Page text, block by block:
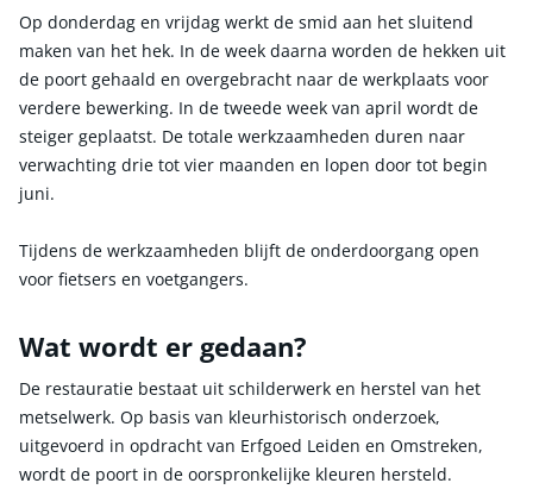
Op donderdag en vrijdag werkt de smid aan het sluitend
maken van het hek. In de week daarna worden de hekken uit
de poort gehaald en overgebracht naar de werkplaats voor
verdere bewerking. In de tweede week van april wordt de
steiger geplaatst. De totale werkzaamheden duren naar
verwachting drie tot vier maanden en lopen door tot begin
juni.
Tijdens de werkzaamheden blijft de onderdoorgang open
voor fietsers en voetgangers.
Wat wordt er gedaan?
De restauratie bestaat uit schilderwerk en herstel van het
metselwerk. Op basis van kleurhistorisch onderzoek,
uitgevoerd in opdracht van Erfgoed Leiden en Omstreken,
wordt de poort in de oorspronkelijke kleuren hersteld.